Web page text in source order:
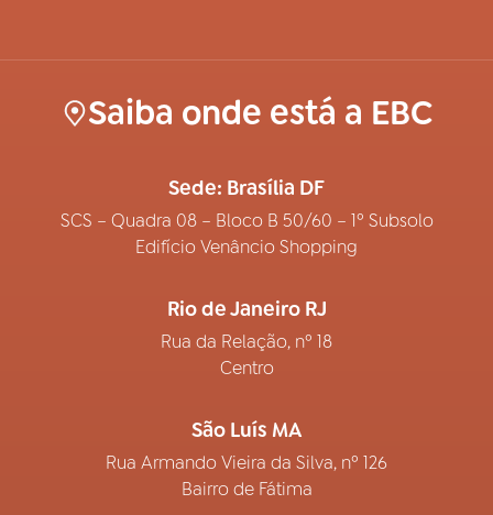
Saiba onde está a EBC
Sede: Brasília DF
SCS – Quadra 08 – Bloco B 50/60 – 1º Subsolo
Edifício Venâncio Shopping
Rio de Janeiro RJ
Rua da Relação, nº 18
Centro
São Luís MA
Rua Armando Vieira da Silva, nº 126
Bairro de Fátima